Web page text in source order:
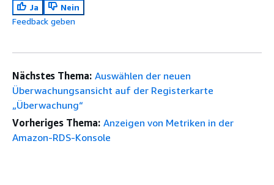
Ja
Nein
Feedback geben
Nächstes Thema: Auswählen der neuen
Überwachungsansicht auf der Registerkarte
„Überwachung“
Vorheriges Thema: Anzeigen von Metriken in der
Amazon-RDS-Konsole